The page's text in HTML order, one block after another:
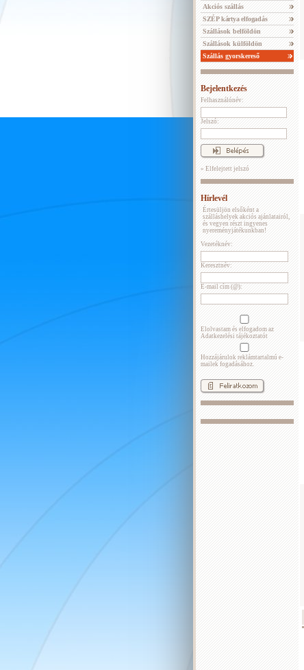
Akciós szállás
SZÉP kártya elfogadás
Szállások belföldön
Szállások külföldön
Szállás gyorskereső
Bejelentkezés
Felhasználónév:
Jelszó:
» Elfelejtett jelszó
Hírlevél
Értesüljön elsőként a
szálláshelyek akciós ajánlatairól,
és vegyen részt ingyenes
nyereményjátékunkban!
Vezetéknév:
Keresztnév:
E-mail cím (@):
Elolvastam és elfogadom az
Adatkezelési tájékoztatót
Hozzájárulok reklámtartalmú e-
mailek fogadásához.